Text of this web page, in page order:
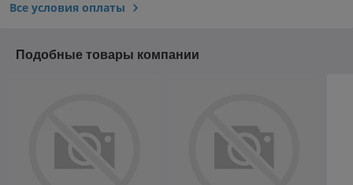
Все условия оплаты
Подобные товары компании